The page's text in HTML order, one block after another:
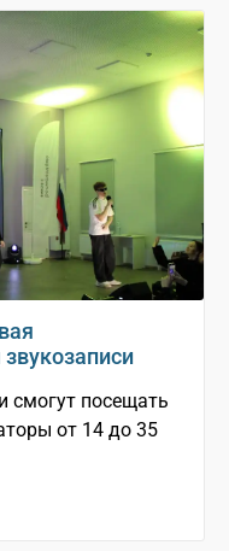
смогут посещать
от 14 до 35